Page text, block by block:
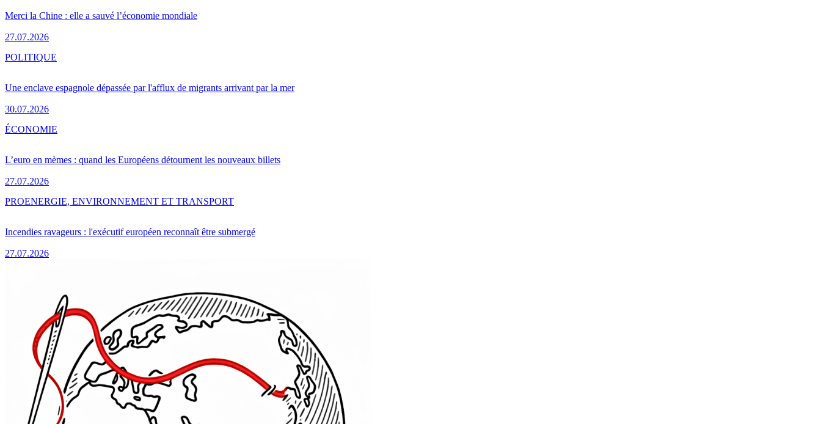
Merci la Chine : elle a sauvé l’économie mondiale
27.07.2026
Une enclave espagnole dépassée par l'afflux de migrants arrivant par la mer
30.07.2026
POLITIQUE
L’euro en mèmes : quand les Européens détournent les nouveaux billets
27.07.2026
ÉCONOMIE
Incendies ravageurs : l'exécutif européen reconnaît être submergé
27.07.2026
PROENERGIE, ENVIRONNEMENT ET TRANSPORT